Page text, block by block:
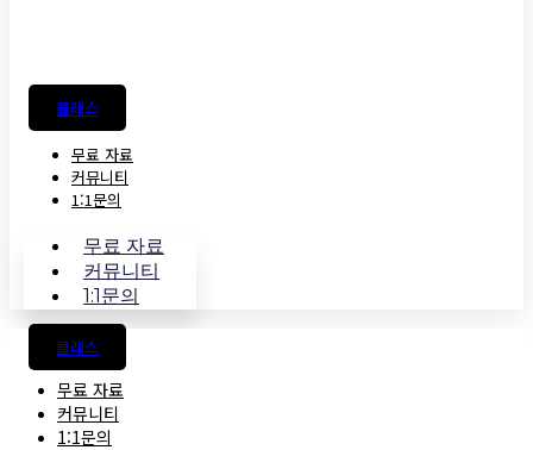
클래스
무료 자료
커뮤니티
1:1문의
무료 자료
커뮤니티
1:1문의
클래스
무료 자료
커뮤니티
1:1문의